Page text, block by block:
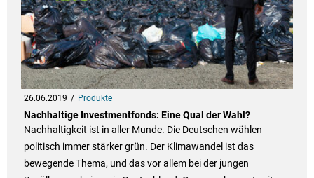
26.06.2019 Produkte
Nachhaltige Investmentfonds: Eine Qual der Wahl?
Nachhaltigkeit ist in aller Munde. Die Deutschen wählen
politisch immer stärker grün. Der Klimawandel ist das
bewegende Thema, und das vor allem bei der jungen